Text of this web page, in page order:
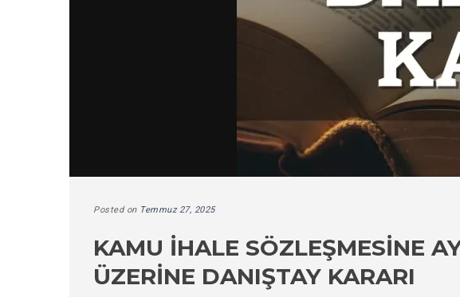
Posted on Temmuz 27, 2025
KAMU İHALE SÖZLEŞMESINE
ÜZERINE DANIŞTAY KARARI